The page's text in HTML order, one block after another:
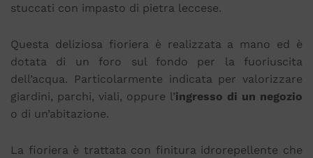
stuccati con impasto di pietra leccese.
Questa deliziosa fioriera è realizzata a mano ed è
dotata di un foro sul fondo per la fuoriuscita
dell’acqua. Particolarmente indicata per valorizzare
giardini, parchi, viali, oppure l’ingresso di un negozio
o di un’abitazione.
La fioriera è trattata con finitura idrorepellente che